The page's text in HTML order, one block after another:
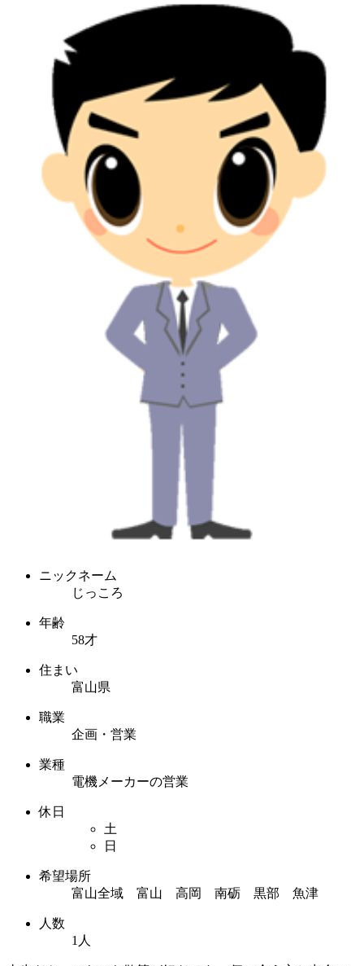
ニックネーム
じっころ
年齢
58才
住まい
富山県
職業
企画・営業
業種
電機メーカーの営業
休日
土
日
希望場所
富山全域 富山 高岡 南砺 黒部 魚津
人数
1人